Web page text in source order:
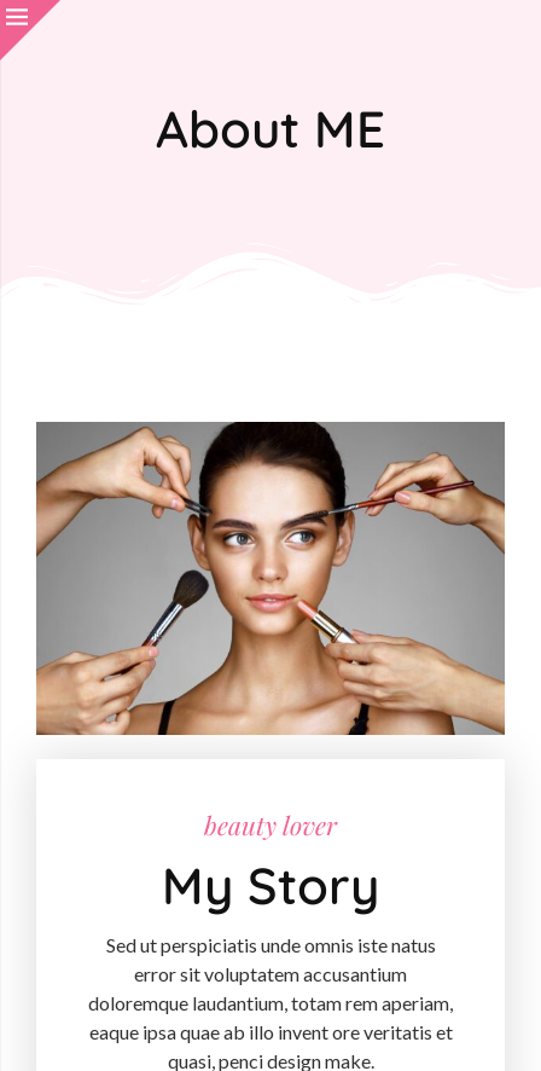
About ME
beauty lover
My Story
Sed ut perspiciatis unde omnis iste natus
error sit voluptatem accusantium
doloremque laudantium, totam rem aperiam,
eaque ipsa quae ab illo invent ore veritatis et
quasi, penci design make.